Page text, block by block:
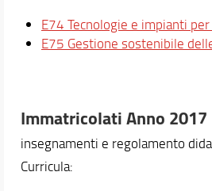
E74 Tecnologie e impianti
E75 Gestione sostenibile
Immatricolati Anno 2017
insegnamenti e regolamento
Curricula: